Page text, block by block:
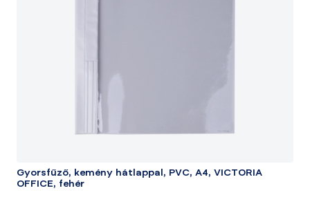
Gyorsfűző, kemény hátlappal, PVC, A4, VICTORIA
OFFICE, fehér